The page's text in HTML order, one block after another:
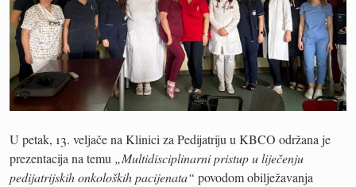
U petak, 13. veljače na Klinici za Pedijatriju u KBCO održana je
prezentacija na temu „Multidisciplinarni pristup u liječenju
pedijatrijskih onkoloških pacijenata“ povodom obilježavanja